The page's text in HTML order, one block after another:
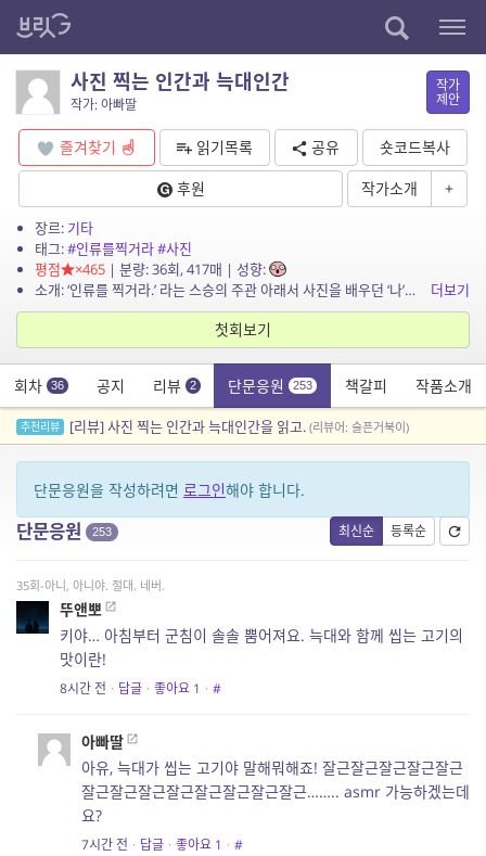
사진 찍는 인간과 늑대인간
작가: 아빠딸
작가
제안
즐겨찾기 읽기목록 공유
숏코드복사
후원
작가소개 +
장르: 기타
태그:#인류를찍거라#사진
평점
×465| 분량: 36회, 417매 | 성향:
소개: ‘인류를 찍거라.’ 라는 스승의 주관 아래서 사진을 배우던 ‘나’는, 어느 날 홀로 손님을 맞다, 손님의 이상한 점을 알게 된다. 그 손...
더보기
첫회보기
회차 36 공지 리뷰 2 단문응원 253 책갈피 작품소개
추천리뷰 [리뷰] 사진 찍는 인간과 늑대인간을 읽고. (리뷰어: 슬픈거북이)
단문응원을 작성하려면 로그인해야 합니다.
최신순 등록순
단문응원 253
35회-아니, 아니야. 절대. 네버.
뚜앤뽀
키야… 아침부터 군침이 솔솔 뿜어져요. 늑대와 함께 씹는 고기의
맛이란!
8시간 전 · 답글 · 좋아요 1 · #
아빠딸
아유, 늑대가 씹는 고기야 말해뭐해죠! 잘근잘근잘근잘근잘근
잘근잘근잘근잘근잘근잘근잘근잘근…….. asmr 가능하겠는데
요?
7시간 전 · 답글 · 좋아요 1 · #